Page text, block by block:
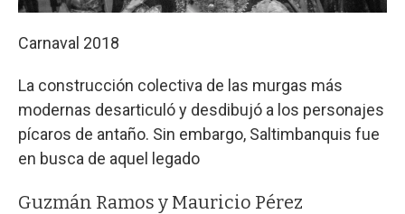
Carnaval 2018
La construcción colectiva de las murgas más
modernas desarticuló y desdibujó a los personajes
pícaros de antaño. Sin embargo, Saltimbanquis fue
en busca de aquel legado
Guzmán Ramos y Mauricio Pérez